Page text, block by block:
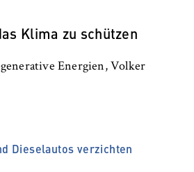
Klima zu schützen
Energien, Volker
Dieselautos verzichten